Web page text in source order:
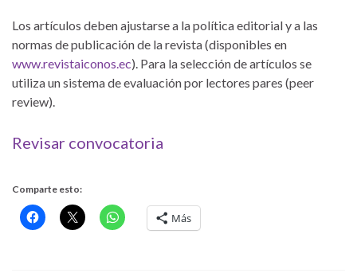
Los artículos deben ajustarse a la política editorial y a las
normas de publicación de la revista (disponibles en
www.revistaiconos.ec). Para la selección de artículos se
utiliza un sistema de evaluación por lectores pares (peer
review).
Revisar convocatoria
Comparte esto:
Más